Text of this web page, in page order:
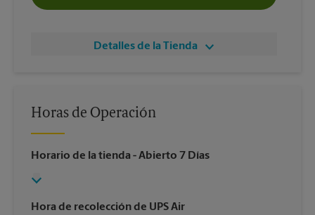
Detalles de la Tienda
Horas de Operación
Horario de la tienda - Abierto 7 Días
Hora de recolección de UPS Air